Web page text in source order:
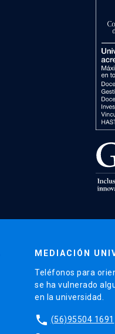
MEDIACIÓN
Teléfonos para
se ha vulnerado
en la universidad.
phone (56)95504 1691